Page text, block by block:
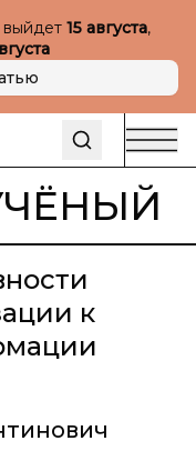
выйдет 15 августа,
к